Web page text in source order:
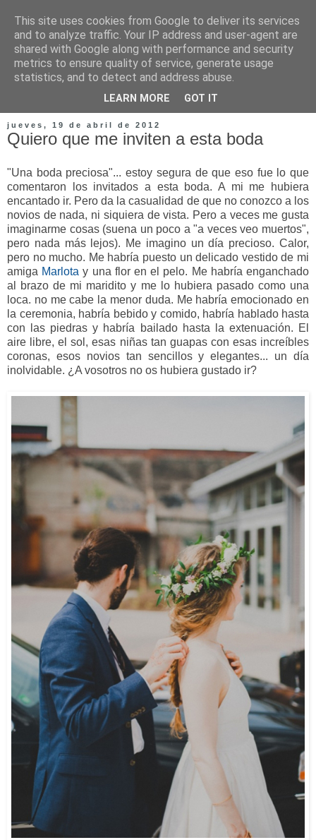
jueves, 19 de abril de 2012
Quiero que me inviten a esta boda
"Una boda preciosa"... estoy segura de que eso fue lo que
comentaron los invitados a esta boda. A mi me hubiera
encantado ir. Pero da la casualidad de que no conozco a los
novios de nada, ni siquiera de vista. Pero a veces me gusta
imaginarme cosas (suena un poco a "a veces veo muertos",
pero nada más lejos). Me imagino un día precioso. Calor,
pero no mucho. Me habría puesto un delicado vestido de mi
amiga Marlota y una flor en el pelo. Me habría enganchado
al brazo de mi maridito y me lo hubiera pasado como una
loca. no me cabe la menor duda. Me habría emocionado en
la ceremonia, habría bebido y comido, habría hablado hasta
con las piedras y habría bailado hasta la extenuación. El
aire libre, el sol, esas niñas tan guapas con esas increíbles
coronas, esos novios tan sencillos y elegantes... un día
inolvidable. ¿A vosotros no os hubiera gustado ir?
This site uses cookies from Google to deliver its services
and to analyze traffic. Your IP address and user-agent are
shared with Google along with performance and security
metrics to ensure quality of service, generate usage
statistics, and to detect and address abuse.
LEARN MORE GOT IT